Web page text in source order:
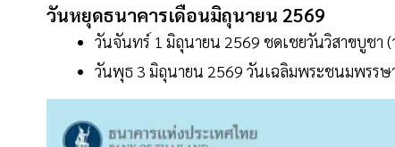
วันหยุดธนาคารเดือนมิถุนายน 2569
วันจันทร์ 1 มิถุนายน 2569 ชดเชยวันวิสาขบูช
วันพุธ 3 มิถุนายน 2569 วันเฉลิมพระชนมพรร